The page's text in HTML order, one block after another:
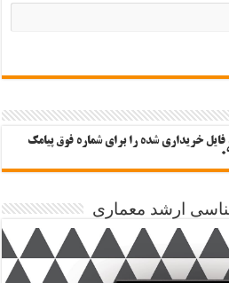
فایل خریداری شده را برای شماره فوق پیامک
ارشد معماری